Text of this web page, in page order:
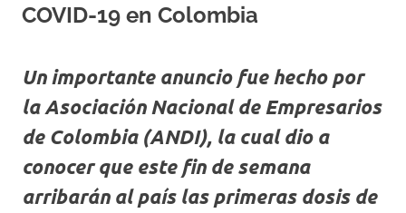
la
COVID-19 en Colombia
Un importante anuncio fue hecho por
la Asociación Nacional de Empresarios
de Colombia (ANDI), la cual dio a
conocer que este fin de semana
arribarán al país las primeras dosis de